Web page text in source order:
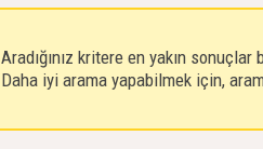
Aradığınız kritere en yakın sonuçlar
Daha iyi arama yapabilmek için,